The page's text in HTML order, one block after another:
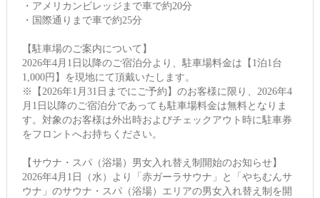
・アメリカンビレッジまで車で約20分
・国際通りまで車で約25分
【駐車場のご案内について】
2026年4月1日以降のご宿泊分より、駐車場料金は【1泊1台
1,000円】を現地にて頂戴いたします。
※【2026年1月31日までにご予約】のお客様に限り、2026年4
月1日以降のご宿泊分であっても駐車場料金は無料となりま
す。対象のお客様は外出時およびチェックアウト時に駐車券
をフロントへお持ちください。
【サウナ・スパ（浴場）男女入れ替え制開始のお知らせ】
2026年4月1日（水）より「赤ガーラサウナ」と「やちむんサ
ウナ」のサウナ・スパ（浴場）エリアの男女入れ替え制を開